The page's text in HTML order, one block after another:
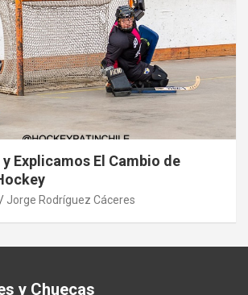
Explicamos El Cambio de
Jorge Rodríguez Cáceres
y Chuecas